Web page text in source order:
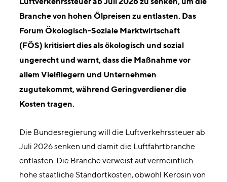
Branchevon hohen Ölpreisen zu entlasten. Das
Forum Ökologisch-Soziale Marktwirtschaft
(FÖS) kritisiert diesalsökologisch und sozial
ungerecht und warnt,dassdie Maßnahmevor
allem Vielfliegern und Unternehmen
zugutekommt,während Geringverdienerdie
Kosten tragen.
Die Bundesregierung will die Luftverkehrssteuer ab
Juli 2026 senken und damit die Luftfahrtbranche
entlasten. Die Branche verweist auf vermeintlich
hohe staatliche Standortkosten, obwohl Kerosin von